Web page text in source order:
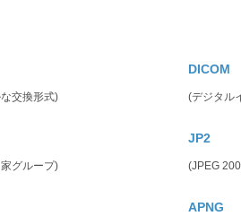
交換形式)
DICOM
(デジタル
グループ)
JP2
(JPEG
APNG